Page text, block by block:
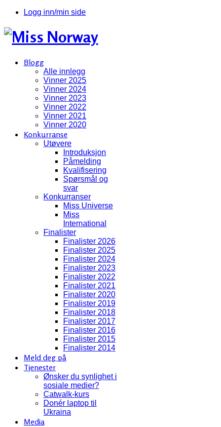
Logg inn/min side
Blogg
Alle innlegg
Vinner 2025
Vinner 2024
Vinner 2023
Vinner 2022
Vinner 2021
Vinner 2020
Konkurranse
Utøvere
Introduksjon
Påmelding
Kvalifisering
Spørsmål og
svar
Konkurranser
Miss Universe
Miss
International
Finalister
Finalister 2026
Finalister 2025
Finalister 2024
Finalister 2023
Finalister 2022
Finalister 2021
Finalister 2020
Finalister 2019
Finalister 2018
Finalister 2017
Finalister 2016
Finalister 2015
Finalister 2014
Meld deg på
Tjenester
Ønsker du synlighet i
sosiale medier?
Catwalk-kurs
Donér laptop til
Ukraina
Media